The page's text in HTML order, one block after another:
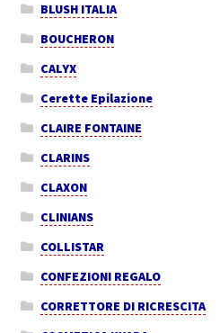
BLUSH ITALIA
BOUCHERON
CALYX
Cerette Epilazione
CLAIRE FONTAINE
CLARINS
CLAXON
CLINIANS
COLLISTAR
CONFEZIONI REGALO
CORRETTORE DI RICRESCITA